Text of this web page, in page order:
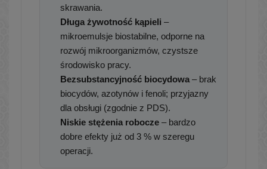
skrawania.
Długa żywotność kąpieli –
mikroemulsje biostabilne, odporne na
rozwój mikroorganizmów, czystsze
środowisko pracy.
Bezsubstancyjność biocydowa – brak
biocydów, azotynów i fenoli; przyjazny
dla obsługi (zgodnie z PDS).
Niskie stężenia robocze – bardzo
dobre efekty już od 3 % w szeregu
operacji.